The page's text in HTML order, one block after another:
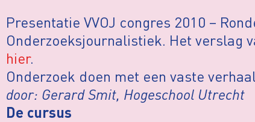
Presentatie VVOJ congres 2010 –
Onderzoeksjournalistiek. Het verslag
hier.
Onderzoek doen met een vaste
door: Gerard Smit, Hogeschool Utrecht
De cursus